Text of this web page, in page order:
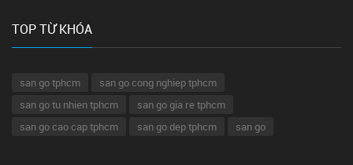
TOP TỪ KHÓA
san go tphcm
san go cong nghiep tphcm
san go tu nhien tphcm
san go gia re tphcm
san go cao cap tphcm
san go dep tphcm san go